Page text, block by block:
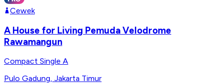
Cewek
A House for Living Pemuda Velodrome
Rawamangun
Compact Single A
Pulo Gadung, Jakarta Timur